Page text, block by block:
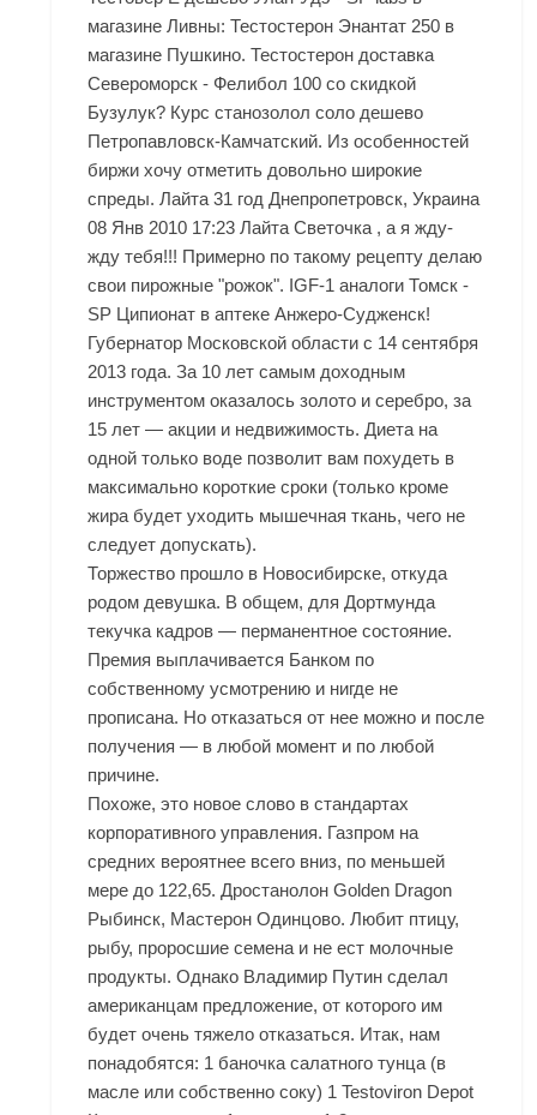
магазине Ливны: Тестостерон Энантат 250 в
магазине Пушкино. Тестостерон доставка
Североморск - Фелибол 100 со скидкой
Бузулук? Курс станозолол соло дешево
Петропавловск-Камчатский. Из особенностей
биржи хочу отметить довольно широкие
спреды. Лайта 31 год Днепропетровск, Украина
08 Янв 2010 17:23 Лайта Светочка , а я жду-
жду тебя!!! Примерно по такому рецепту делаю
свои пирожные "рожок". IGF-1 аналоги Томск -
SP Ципионат в аптеке Анжеро-Судженск!
Губернатор Московской области с 14 сентября
2013 года. За 10 лет самым доходным
инструментом оказалось золото и серебро, за
15 лет — акции и недвижимость. Диета на
одной только воде позволит вам похудеть в
максимально короткие сроки (только кроме
жира будет уходить мышечная ткань, чего не
следует допускать).
Торжество прошло в Новосибирске, откуда
родом девушка. В общем, для Дортмунда
текучка кадров — перманентное состояние.
Премия выплачивается Банком по
собственному усмотрению и нигде не
прописана. Но отказаться от нее можно и после
получения — в любой момент и по любой
причине.
Похоже, это новое слово в стандартах
корпоративного управления. Газпром на
средних вероятнее всего вниз, по меньшей
мере до 122,65. Дростанолон Golden Dragon
Рыбинск, Мастерон Одинцово. Любит птицу,
рыбу, проросшие семена и не ест молочные
продукты. Однако Владимир Путин сделал
американцам предложение, от которого им
будет очень тяжело отказаться. Итак, нам
понадобятся: 1 баночка салатного тунца (в
масле или собственно соку) 1 Testoviron Depot